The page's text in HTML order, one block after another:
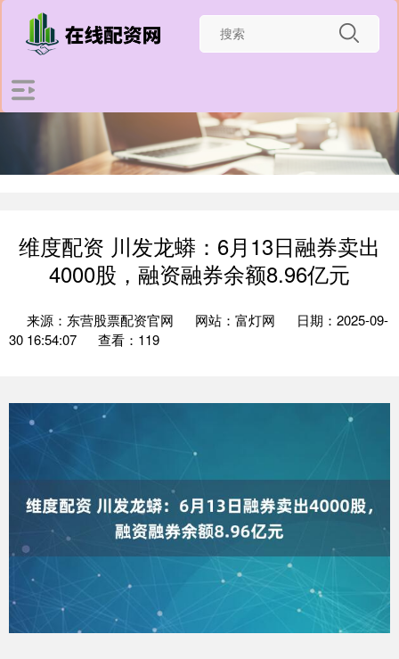
维度配资 川发龙蟒：6月13日融券卖出
4000股，融资融券余额8.96亿元
来源：东营股票配资官网 网站：富灯网
日期：2025-09-
30 16:54:07
查看：119